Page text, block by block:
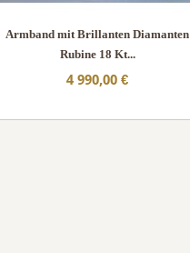
Armband mit Brillanten Diamanten
Rubine 18 Kt...
4 990,00 €